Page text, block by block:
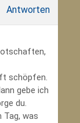
Antworten
schöpfen.
gebe ich
du.
Tag, was